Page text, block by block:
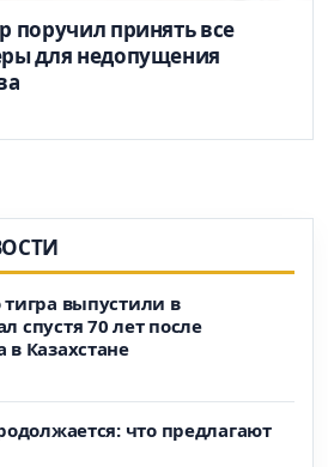
поручил принять все
для недопущения
тигра выпустили в
спустя 70 лет после
в Казахстане
что предлагают